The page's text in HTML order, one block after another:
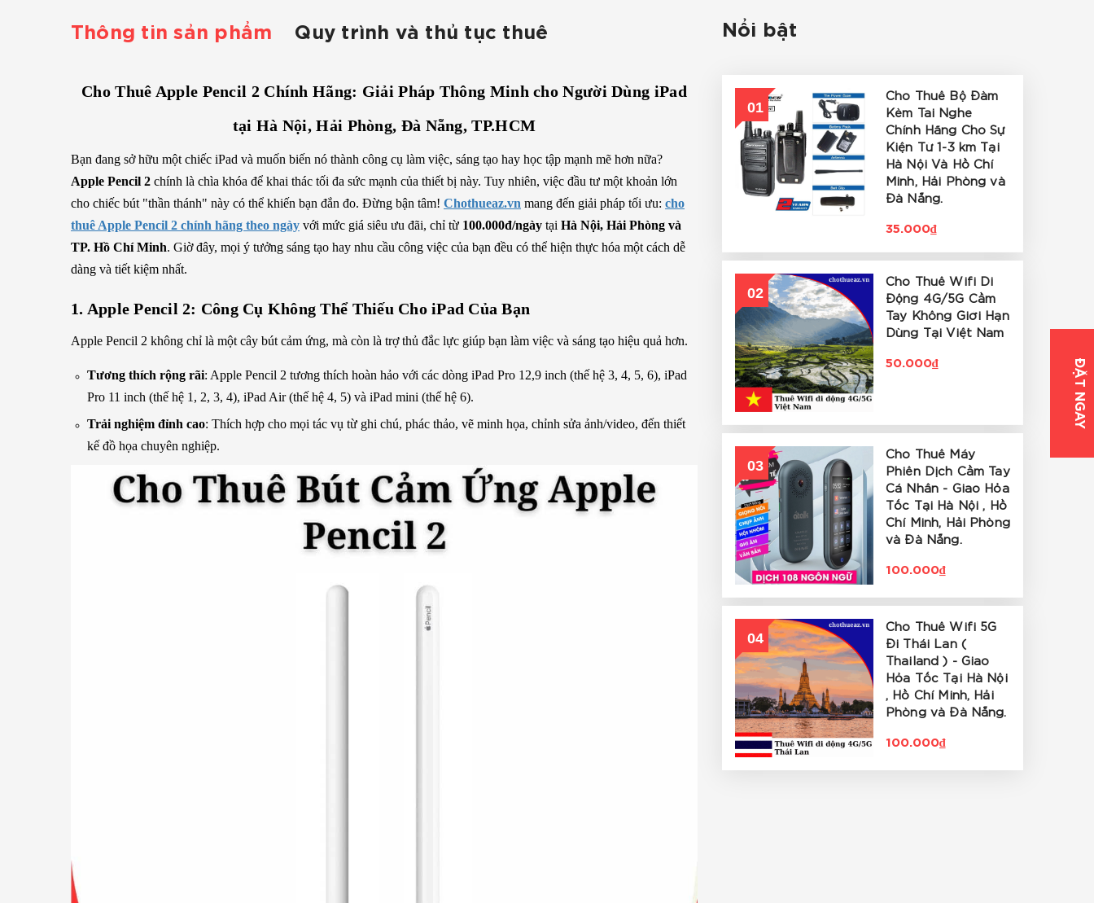
Thông tin sản phẩm Quy trình và thủ tục thuê
Cho Thuê Apple Pencil 2 Chính Hãng: Giải Pháp Thông Minh cho Người Dùng iPad
tại Hà Nội, Hải Phòng, Đà Nẵng, TP.HCM
Bạn đang sở hữu một chiếc iPad và muốn biến nó thành công cụ làm việc, sáng tạo hay học tập mạnh mẽ hơn nữa?
Apple Pencil 2 chính là chìa khóa để khai thác tối đa sức mạnh của thiết bị này. Tuy nhiên, việc đầu tư một khoản lớn
cho chiếc bút "thần thánh" này có thể khiến bạn đắn đo. Đừng bận tâm! Chothueaz.vn mang đến giải pháp tối ưu: cho
thuê Apple Pencil 2 chính hãng theo ngày với mức giá siêu ưu đãi, chỉ từ 100.000đ/ngày tại Hà Nội, Hải Phòng và
TP. Hồ Chí Minh. Giờ đây, mọi ý tưởng sáng tạo hay nhu cầu công việc của bạn đều có thể hiện thực hóa một cách dễ
dàng và tiết kiệm nhất.
1. Apple Pencil 2: Công Cụ Không Thể Thiếu Cho iPad Của Bạn
Apple Pencil 2 không chỉ là một cây bút cảm ứng, mà còn là trợ thủ đắc lực giúp bạn làm việc và sáng tạo hiệu quả hơn.
Tương thích rộng rãi: Apple Pencil 2 tương thích hoàn hảo với các dòng iPad Pro 12,9 inch (thế hệ 3, 4, 5, 6), iPad
Pro 11 inch (thế hệ 1, 2, 3, 4), iPad Air (thế hệ 4, 5) và iPad mini (thế hệ 6).
Trải nghiệm đỉnh cao: Thích hợp cho mọi tác vụ từ ghi chú, phác thảo, vẽ minh họa, chỉnh sửa ảnh/video, đến thiết
kế đồ họa chuyên nghiệp.
Nổi bật
01
Cho Thuê Bộ Đàm
Kèm Tai Nghe
Chính Hãng Cho Sự
Kiện Từ 1-3 km Tại
Hà Nội Và Hồ Chí
Minh, Hải Phòng và
Đà Nẵng.
35.000₫
02
Cho Thuê Wifi Di
Động 4G/5G Cầm
Tay Không Giới Hạn
Dùng Tại Việt Nam
50.000₫
03
Cho Thuê Máy
Phiên Dịch Cầm Tay
Cá Nhân - Giao Hỏa
Tốc Tại Hà Nội , Hồ
Chí Minh, Hải Phòng
và Đà Nẵng.
100.000₫
04
Cho Thuê Wifi 5G
Đi Thái Lan (
Thailand ) - Giao
Hỏa Tốc Tại Hà Nội
, Hồ Chí Minh, Hải
Phòng và Đà Nẵng.
100.000₫
ĐẶT NGAY